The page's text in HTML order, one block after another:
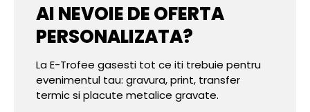
AI NEVOIE DE OFERTA
PERSONALIZATA?
La E-Trofee gasesti tot ce iti trebuie pentru
evenimentul tau: gravura, print, transfer
termic si placute metalice gravate.